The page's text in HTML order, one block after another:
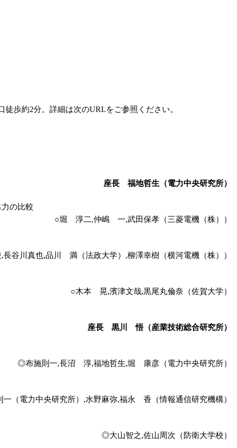
歩約2分。詳細は次のURLをご参照ください。
座長 福地哲生（電力中央研究所）
の比較
○堀 淳二,仲嶋 一,武田保孝（三菱電機（株））
川真也,品川 満（法政大学）,柳澤幸樹（横河電機（株））
○木本 晃,濱津文哉,黒尾丸倫奈（佐賀大学）
座長 黒川 悟（産業技術総合研究所）
◎布施則一,長沼 淳,福地哲生,堀 康彦（電力中央研究所）
一（電力中央研究所）,水野麻弥,福永 香（情報通信研究機構）
◎大山智之,佐山周次（防衛大学校）